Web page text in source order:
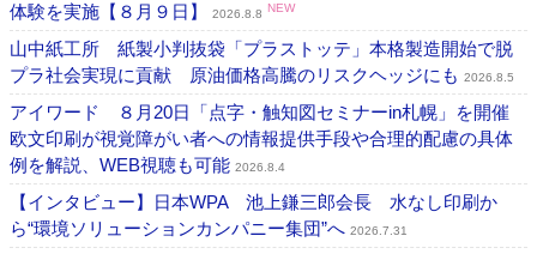
体験を実施【８月９日】
2026.8.8 NEW
山中紙工所 紙製小判抜袋「プラストッテ」本格製造開始で脱
プラ社会実現に貢献 原油価格高騰のリスクヘッジにも 2026.8.5
アイワード ８月20日「点字・触知図セミナーin札幌」を開催
欧文印刷が視覚障がい者への情報提供手段や合理的配慮の具体
例を解説、WEB視聴も可能 2026.8.4
【インタビュー】日本WPA 池上鎌三郎会長 水なし印刷か
ら“環境ソリューションカンパニー集団”へ 2026.7.31